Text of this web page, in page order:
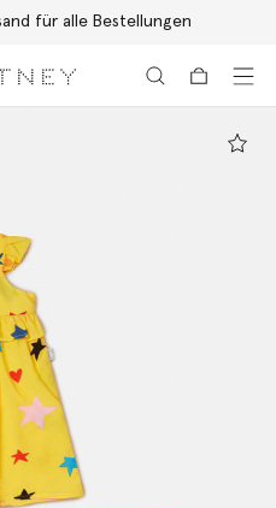
für alle Bestellungen